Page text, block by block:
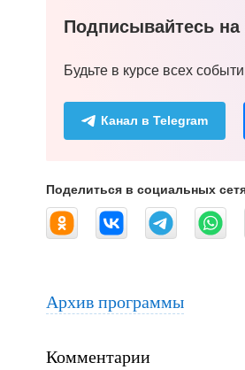
Подписывайтесь
Будьте в курсе всех
Канал в Telegram
Поделиться в социальных
Архив программы
Комментарии